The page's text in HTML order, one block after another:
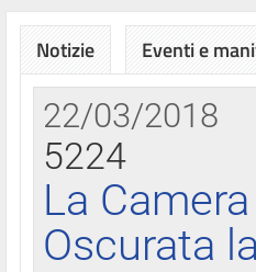
Notizie Eventi e
22/03/2018
5224
La
Oscurata